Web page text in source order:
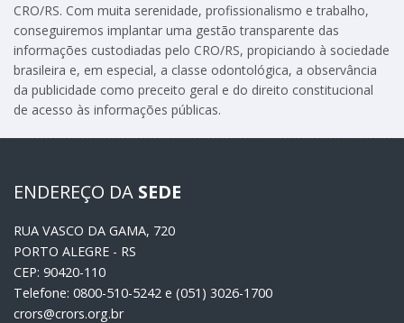
CRO/RS. Com muita serenidade, profissionalismo e trabalho,
conseguiremos implantar uma gestão transparente das
informações custodiadas pelo CRO/RS, propiciando à sociedade
brasileira e, em especial, a classe odontológica, a observância
da publicidade como preceito geral e do direito constitucional
de acesso às informações públicas.
ENDEREÇO DA SEDE
RUA VASCO DA GAMA, 720
PORTO ALEGRE - RS
CEP: 90420-110
Telefone: 0800-510-5242 e (051) 3026-1700
crors@crors.org.br